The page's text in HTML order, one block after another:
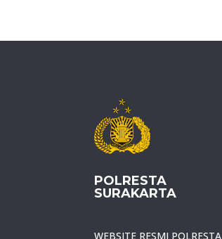
POLRESTA
SURAKARTA
WEBSITE RESMI POLRESTA